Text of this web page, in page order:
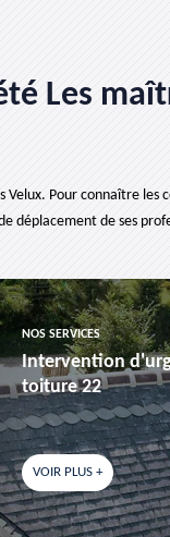
Les
Velux. Pour connaître les
déplacement de ses
NOS SERVICES
Intervention
toiture 22
VOIR PLUS +